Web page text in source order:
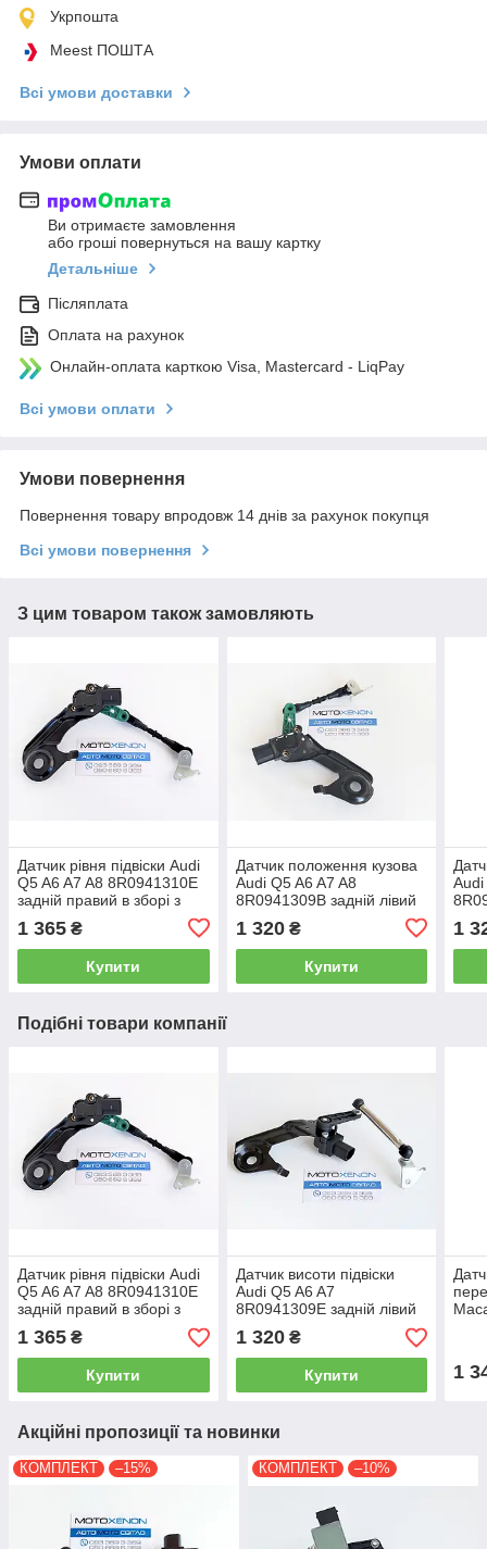
Укрпошта
Meest ПОШТА
Всі умови доставки
Умови оплати
Ви отримаєте замовлення
або гроші повернуться на вашу картку
Детальніше
Післяплата
Оплата на рахунок
Онлайн-оплата карткою Visa, Mastercard - LiqPay
Всі умови оплати
Умови повернення
Повернення товару впродовж 14 днів за рахунок покупця
Всі умови повернення
З цим товаром також замовляють
Датчик рівня підвіски Audi
Q5 A6 A7 A8 8R0941310E
задній правий в зборі з
кузова
1 365 ₴
Купити
Датчик положення кузова
Audi Q5 A6 A7 A8
8R0941309B задній лівий
підвіски
1 320₴
Купити
Audi
1
Подібні товари компанії
Датчик рівня підвіски Audi
Q5 A6 A7 A8 8R0941310E
задній правий в зборі з
тягою, датчик висоти
кузова
1 365 ₴
Купити
Датчик висоти підвіски
Audi Q5 A6 A7
8R0941309E задній лівий
в зборі, датчик коректора
світла фар
1 320₴
Купити 1
Акційні пропозиції та новинки
КОМПЛЕКТ –15% КОМПЛЕКТ –10%